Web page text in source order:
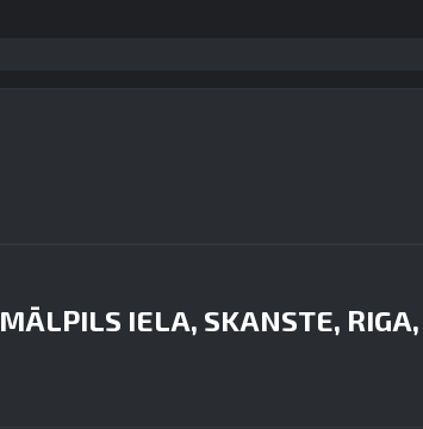
MĀLPILS IELA, SKANSTE,